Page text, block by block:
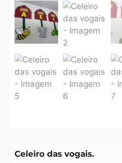
Celeiro das vogais.